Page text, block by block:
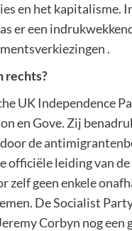
en het kapitalisme.
er een
.
rechts?
UK Independence
en Gove. Zij
de
officiële leiding van
zelf geen enkele
De Socialist
Corbyn nog